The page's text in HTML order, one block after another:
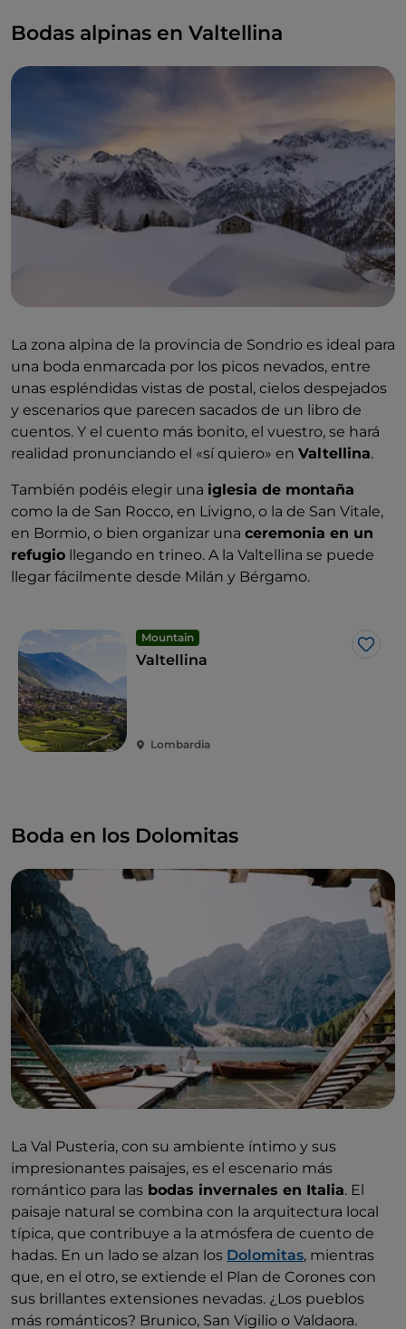
Bodas alpinas en Valtellina
La zona alpina de la provincia de Sondrio es ideal para
una boda enmarcada por los picos nevados, entre
unas espléndidas vistas de postal, cielos despejados
y escenarios que parecen sacados de un libro de
cuentos. Y el cuento más bonito, el vuestro, se hará
realidad pronunciando el «sí quiero» en Valtellina.
También podéis elegir una iglesia de montaña
como la de San Rocco, en Livigno, o la de San Vitale,
en Bormio, o bien organizar una ceremonia en un
refugio llegando en trineo. A la Valtellina se puede
llegar fácilmente desde Milán y Bérgamo.
Mountain
Me
Valtellina
Lombardia
Boda en los Dolomitas
La Val Pusteria, con su ambiente íntimo y sus
impresionantes paisajes, es el escenario más
romántico para las bodas invernales en Italia. El
paisaje natural se combina con la arquitectura local
típica, que contribuye a la atmósfera de cuento de
hadas. En un lado se alzan los Dolomitas, mientras
que, en el otro, se extiende el Plan de Corones con
sus brillantes extensiones nevadas. ¿Los pueblos
más románticos? Brunico, San Vigilio o Valdaora.